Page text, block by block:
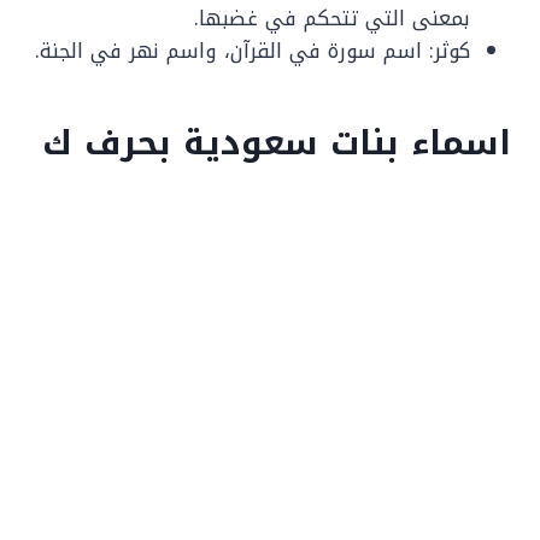
بمعنى التي تتحكم في غضبها.
كوثر: اسم سورة في القرآن، واسم نهر في الجنة.
اسماء بنات سعودية بحرف ك